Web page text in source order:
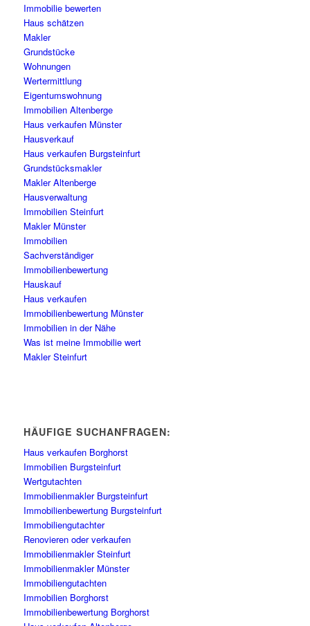
Immobilie bewerten
Haus schätzen
Makler
Grundstücke
Wohnungen
Wertermittlung
Eigentumswohnung
Immobilien Altenberge
Haus verkaufen Münster
Hausverkauf
Haus verkaufen Burgsteinfurt
Grundstücksmakler
Makler Altenberge
Hausverwaltung
Immobilien Steinfurt
Makler Münster
Immobilien
Sachverständiger
Immobilienbewertung
Hauskauf
Haus verkaufen
Immobilienbewertung Münster
Immobilien in der Nähe
Was ist meine Immobilie wert
Makler Steinfurt
HÄUFIGE SUCHANFRAGEN:
Haus verkaufen Borghorst
Immobilien Burgsteinfurt
Wertgutachten
Immobilienmakler Burgsteinfurt
Immobilienbewertung Burgsteinfurt
Immobiliengutachter
Renovieren oder verkaufen
Immobilienmakler Steinfurt
Immobilienmakler Münster
Immobiliengutachten
Immobilien Borghorst
Immobilienbewertung Borghorst